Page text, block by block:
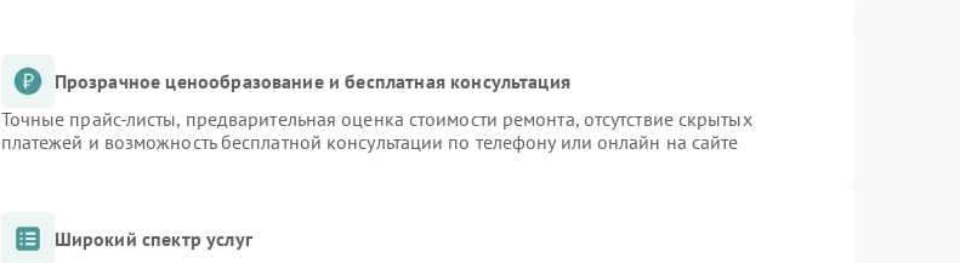
Прозрачное ценообразование и бесплатная консультация
Точные прайс-листы, предварительная оценка стоимости ремонта, отсутствие скрытых
платежей и возможность бесплатной консультации по телефону или онлайн на сайте
Широкий спектр услуг